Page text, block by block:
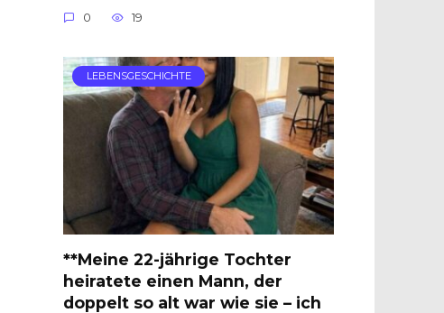
0 19
LEBENSGESCHICHTE
**Meine 22-jährige Tochter
heiratete einen Mann, der
doppelt so alt war wie sie – ich